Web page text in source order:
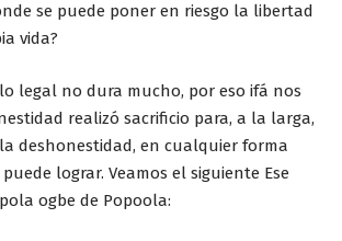
se puede poner en riesgo la libertad
vida?
legal no dura mucho, por eso ifá nos
realizó sacrificio para, a la larga,
deshonestidad, en cualquier forma
lograr. Veamos el siguiente Ese
ogbe de Popoola: